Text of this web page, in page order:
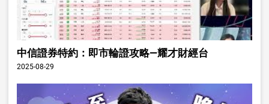
中信證券特約：即市輪證攻略—耀才財經台
2025-08-29